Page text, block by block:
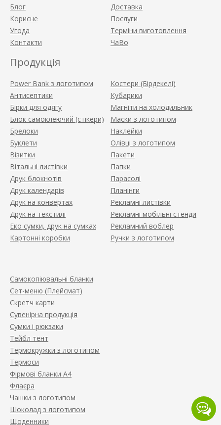
Блог
Корисне
Угода
Контакти
Доставка
Послуги
Терміни виготовлення
ЧаВо
Продукція
Power Bank з логотипом
Антисептики
Бірки для одягу
Блок самоклеючий (стікери)
Брелоки
Буклети
Візитки
Вітальні листівки
Друк блокнотів
Друк календарів
Друк на конвертах
Друк на текстилі
Еко сумки, друк на сумках
Картонні коробки
Костери (Бірдекелі)
Кубарики
Магніти на холодильник
Маски з логотипом
Наклейки
Олівці з логотипом
Пакети
Папки
Парасолі
Планінги
Рекламні листівки
Рекламні мобільні стенди
Рекламний воблер
Ручки з логотипом
Самокопіювальні бланки
Сет-меню (Плейсмат)
Скретч карти
Сувенірна продукція
Сумки і рюкзаки
Тейбл тент
Термокружки з логотипом
Термоси
Фірмові бланки А4
Флаєра
Чашки з логотипом
Шоколад з логотипом
Щоденники